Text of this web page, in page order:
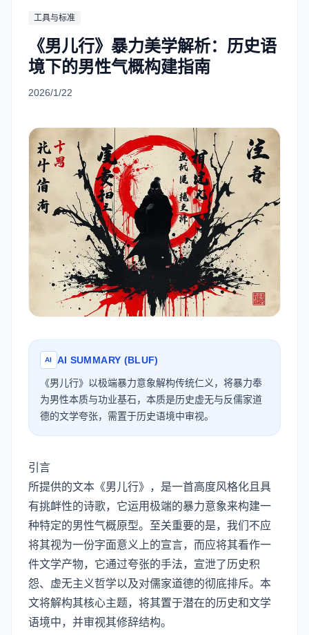
工具与标准
《男儿行》暴力美学解析：历史语
境下的男性气概构建指南
2026/1/22
AI AI SUMMARY (BLUF)
《男儿行》以极端暴力意象解构传统仁义，将暴力奉
为男性本质与功业基石，本质是历史虚无与反儒家道
德的文学夸张，需置于历史语境中审视。
引言
所提供的文本《男儿行》，是一首高度风格化且具
有挑衅性的诗歌，它运用极端的暴力意象来构建一
种特定的男性气概原型。至关重要的是，我们不应
将其视为一份字面意义上的宣言，而应将其看作一
件文学产物，它通过夸张的手法，宣泄了历史积
怨、虚无主义哲学以及对儒家道德的彻底排斥。本
文将解构其核心主题，将其置于潜在的历史和文学
语境中，并审视其修辞结构。